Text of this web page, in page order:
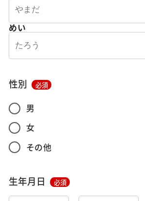
めい
性別 必須
男
女
その他
生年月日 必須